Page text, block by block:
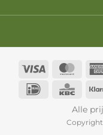
Visa
IDeal
KBC
Alle
Copyright